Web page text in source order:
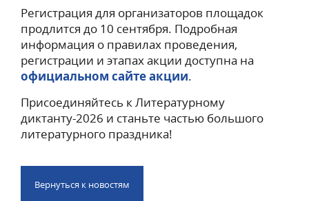
Регистрация для организаторов площадок
продлится до 10 сентября. Подробная
информация о правилах проведения,
регистрации и этапах акции доступна на
официальном сайте акции.
Присоединяйтесь к Литературному
диктанту-2026 и станьте частью большого
литературного праздника!
Вернуться к новостям